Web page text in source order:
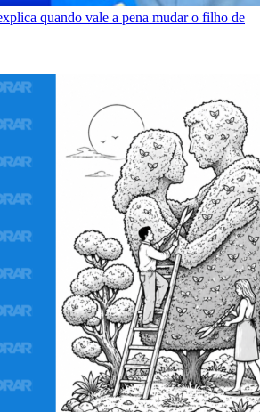
quando vale a pena mudar o filho de